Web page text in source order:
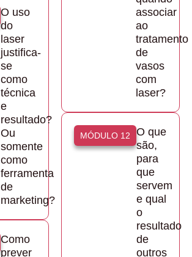
O uso
do
laser
justifica-
se
como
técnica
e
resultado?
Ou
somente
como
ferramenta
de
marketing?
Como
prever
associar
ao
tratamento
de
vasos
com
laser?
MÓDULO 12
O que
são,
para
que
servem
e qual
o
resultado
de
outros